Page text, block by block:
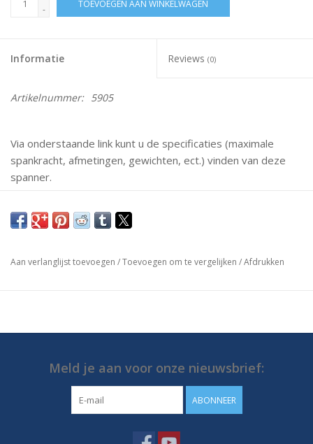
-
TOEVOEGEN AAN WINKELWAGEN
Informatie Reviews (0)
Artikelnummer: 5905
Via onderstaande link kunt u de specificaties (maximale
spankracht, afmetingen, gewichten, ect.) vinden van deze
spanner.
Mochten er vragen zijn neem dan gerust contact met ons
op.
https://media.destaco.com/assetbank-
Aan verlanglijst toevoegen /Toevoegen om te vergelijken /Afdrukken
Meld je aan voor onze nieuwsbrief:
ABONNEER